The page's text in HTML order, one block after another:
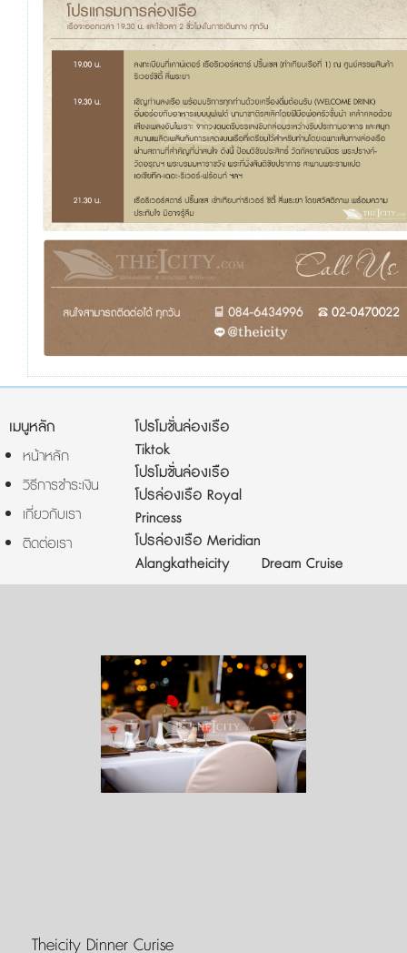
เมนูหลัก
หน้าหลัก
วิธีการชำระเงิน
เกี่ยวกับเรา
ติดต่อเรา
โปรโมชั่นล่องเรือ
Tiktok
โปรโมชั่นล่องเรือ
โปรล่องเรือ Royal
Princess
โปรล่องเรือ Meridian
Alangkatheicity
Dream Cruise
Theicity Dinner Curise